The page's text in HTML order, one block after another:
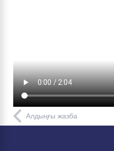
Алдыңғы жазба